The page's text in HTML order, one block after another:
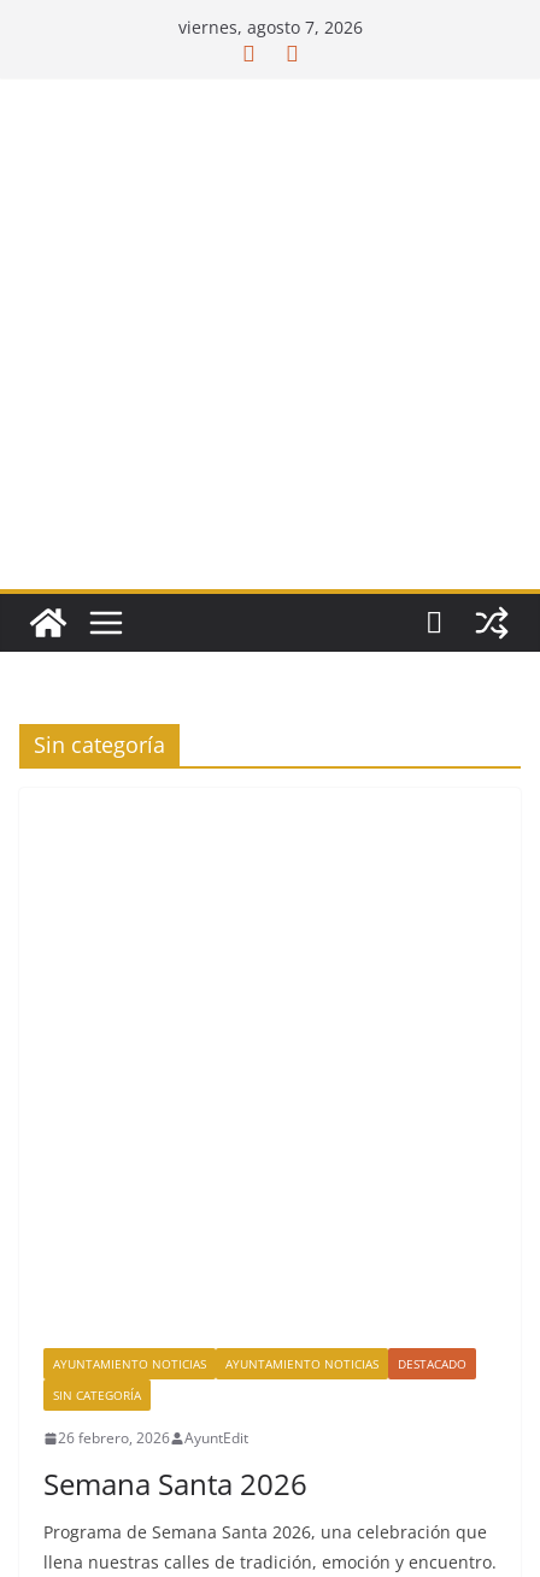
viernes, agosto 7, 2026
Sin categoría
AYUNTAMIENTO NOTICIAS AYUNTAMIENTO NOTICIAS
DESTACADO
SIN CATEGORÍA
26 febrero, 2026 AyuntEdit
Semana Santa 2026
Programa de Semana Santa 2026, una celebración que
llena nuestras calles de tradición, emoción y encuentro.